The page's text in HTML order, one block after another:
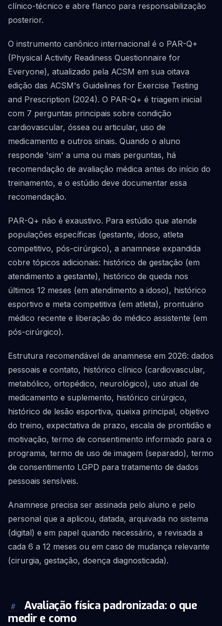
clínico-técnico e abre flanco para responsabilização
posterior.
O instrumento canônico internacional é o PAR-Q+
(Physical Activity Readiness Questionnaire for
Everyone), atualizado pela ACSM em sua oitava
edição das ACSM's Guidelines for Exercise Testing
and Prescription (2024). O PAR-Q+ é triagem inicial
com 7 perguntas principais sobre condição
cardiovascular, óssea ou articular, uso de
medicamento e outros sinais. Quando o aluno
responde 'sim' a uma ou mais perguntas, há
recomendação de avaliação médica antes do início do
treinamento, e o estúdio deve documentar essa
recomendação.
PAR-Q+ não é exaustivo. Para estúdio que atende
populações específicas (gestante, idoso, atleta
competitivo, pós-cirúrgico), a anamnese expandida
cobre tópicos adicionais: histórico de gestação (em
atendimento a gestante), histórico de queda nos
últimos 12 meses (em atendimento a idoso), histórico
esportivo e meta competitiva (em atleta), prontuário
médico recente e liberação do médico assistente (em
pós-cirúrgico).
Estrutura recomendável de anamnese em 2026: dados
pessoais e contato, histórico clínico (cardiovascular,
metabólico, ortopédico, neurológico), uso atual de
medicamento e suplemento, histórico cirúrgico,
histórico de lesão esportiva, queixa principal, objetivo
do treino, expectativa de prazo, escala de prontidão e
motivação, termo de consentimento informado para o
programa, termo de uso de imagem (separado), termo
de consentimento LGPD para tratamento de dados
pessoais sensíveis.
Anamnese precisa ser assinada pelo aluno e pelo
personal que a aplicou, datada, arquivada no sistema
(digital) e em papel quando necessário, e revisada a
cada 6 a 12 meses ou em caso de mudança relevante
(cirurgia, gestação, doença diagnosticada).
#
Avaliação física padronizada: o que
medir e como